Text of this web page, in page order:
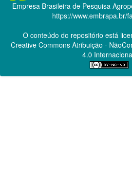
Empresa Brasileira de Pesquisa
https://www.embrapa.br/
O conteúdo do repositório está
Creative CommonsAtribuição -
4.0